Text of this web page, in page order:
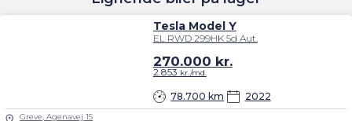
Tesla Model Y
EL RWD 299HK 5d Aut.
78.700 km 2022
270.000 kr.
2.853 kr./md.
Greve, Agenavej 15